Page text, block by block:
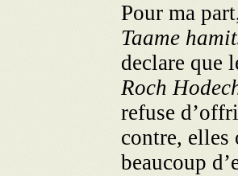
Pour ma
Taame
declare que
Roch
refuse
contre, elles
beaucoup